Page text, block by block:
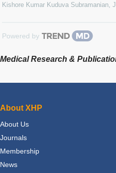
Kishore Kumar Kuduva Subramanian
Powered by
Medical Research &
About XHP
About Us
Journals
Membership
News